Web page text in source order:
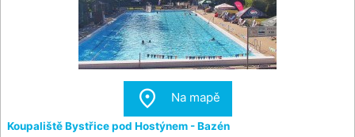
 Na mapě
Koupaliště Bystřice pod Hostýnem - Bazén